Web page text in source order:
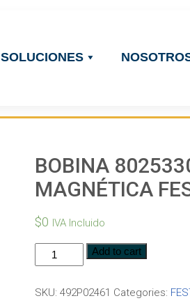
SOLUCIONES
BOBINA
MAGNÉTICA
$0 IVA Incluido
Add to cart
SKU: 492P02461 Categories: